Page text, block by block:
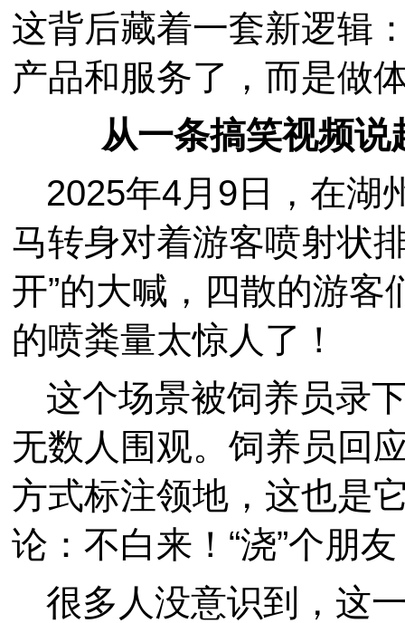
这背后藏着一套新逻辑
产品和服务了，而是做
从一条搞笑视频
2025年4月9日，在湖
马转身对着游客喷射状
开”的大喊，四散的游
的喷粪量太惊人了！
这个场景被饲养员录
无数人围观。饲养员回
方式标注领地，这也是
论：不白来！“浇”个朋
很多人没意识到，这